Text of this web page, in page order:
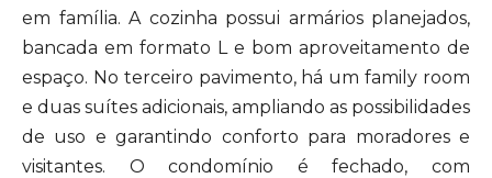
em família. A cozinha possui armários planejados,
bancada em formato L e bom aproveitamento de
espaço. No terceiro pavimento, há um family room
e duas suítes adicionais, ampliando as possibilidades
de uso e garantindo conforto para moradores e
visitantes. O condomínio é fechado, com